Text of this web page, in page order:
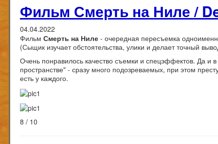
Фильм Смерть на Ниле /
04.04.2022
Фильм Смерть на Ниле - очередная пересъемка
(Сыщик изучает обстоятельства, улики и делает точный
Очень понравилось качество съемки и спецэффектов. Да и
пространстве" - сразу много подозреваемых, при этом
есть у каждого.
8 / 10